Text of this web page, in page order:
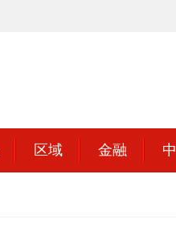
区域 金融